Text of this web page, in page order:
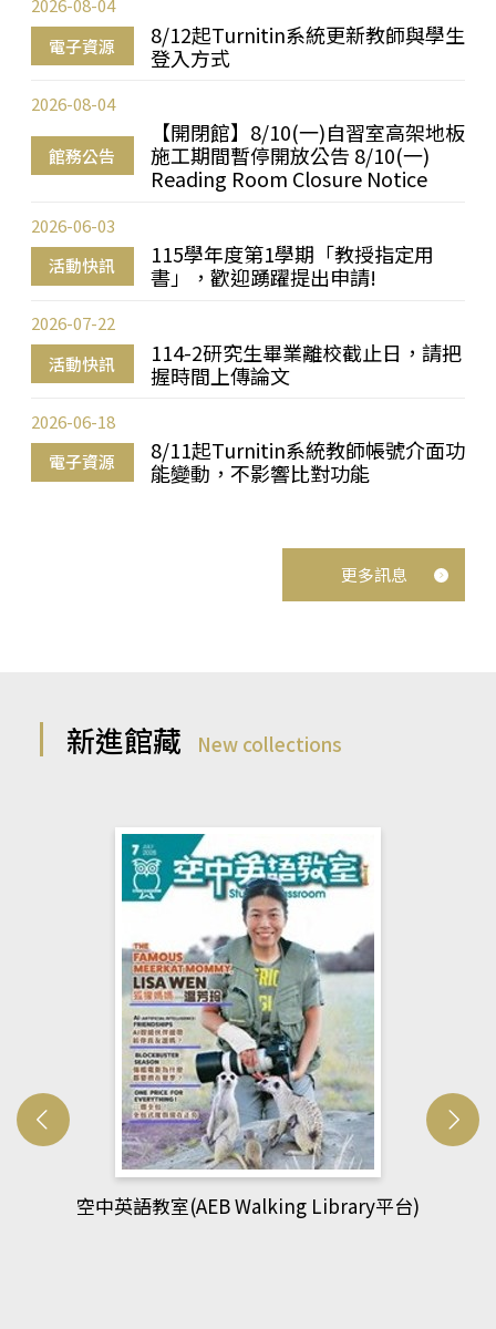
電子資源
8/12起Turnitin系統更新教師與學生
登入方式
2026-08-04
館務公告
【開閉館】8/10(一)自習室高架地板
施工期間暫停開放公告 8/10(一)
Reading Room Closure Notice
2026-08-04
活動快訊
115學年度第1學期「教授指定用
書」，歡迎踴躍提出申請!
2026-06-03
活動快訊
114-2研究生畢業離校截止日，請把
握時間上傳論文
2026-07-22
電子資源
8/11起Turnitin系統教師帳號介面功
能變動，不影響比對功能
2026-06-18
更多訊息
新進館藏 New collections
網管人(kono平台)